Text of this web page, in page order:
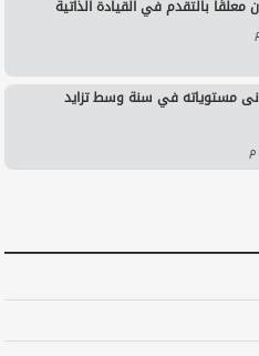
بالتقدم في القيادة الذاتية
مستوياته في سنة وسط تزايد